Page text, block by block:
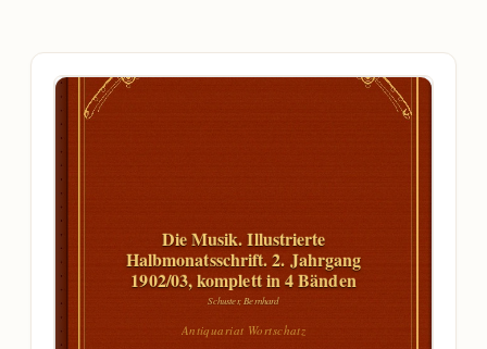
Die Musik. Illustrierte
Halbmonatsschrift. 2. Jahrgang
1902/03, komplett in 4 Bänden
Schuster, Bernhard
Antiquariat Wortschatz